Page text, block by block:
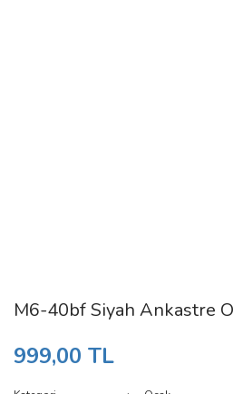
M6-40bf Siyah Ankastre
999,00 TL